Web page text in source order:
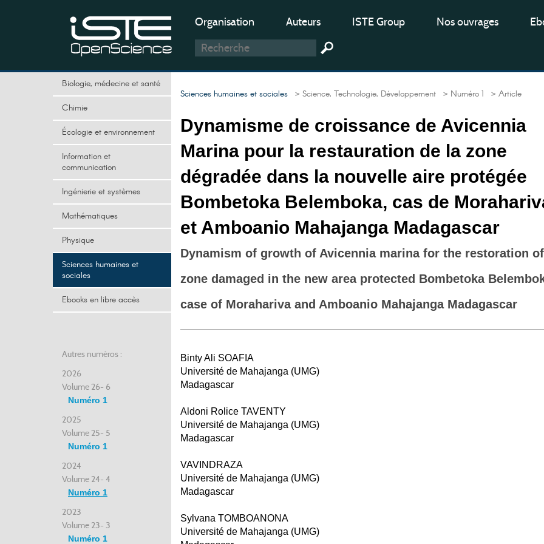
Organisation Auteurs ISTE Group Nos ouvrages
Biologie, médecine et santé
Chimie
Écologie et environnement
Information et
communication
Ingénierie et systèmes
Mathématiques
Physique
Sciences humaines et
sociales
Ebooks en libre accès
Autres numéros :
2026
Volume 26- 6
Numéro 1
2025
Volume 25- 5
Numéro 1
2024
Volume 24- 4
Numéro 1
2023
Volume 23- 3
Numéro 1
Sciences humaines et sociales > Science, Technologie, Développement > Numéro 1 > Article
Dynamisme de croissance de Avicennia
Marina pour la restauration de la zone
dégradée dans la nouvelle aire protégée
Bombetoka Belemboka, cas de
et Amboanio Mahajanga Madagascar
Dynamism of growth of Avicennia marina for the restoration of
zone damaged in the new area protected Bombetoka
case of Morahariva and Amboanio Mahajanga Madagascar
Binty Ali SOAFIA
Université de Mahajanga (UMG)
Madagascar
Aldoni Rolice TAVENTY
Université de Mahajanga (UMG)
Madagascar
VAVINDRAZA
Université de Mahajanga (UMG)
Madagascar
Sylvana TOMBOANONA
Université de Mahajanga (UMG)